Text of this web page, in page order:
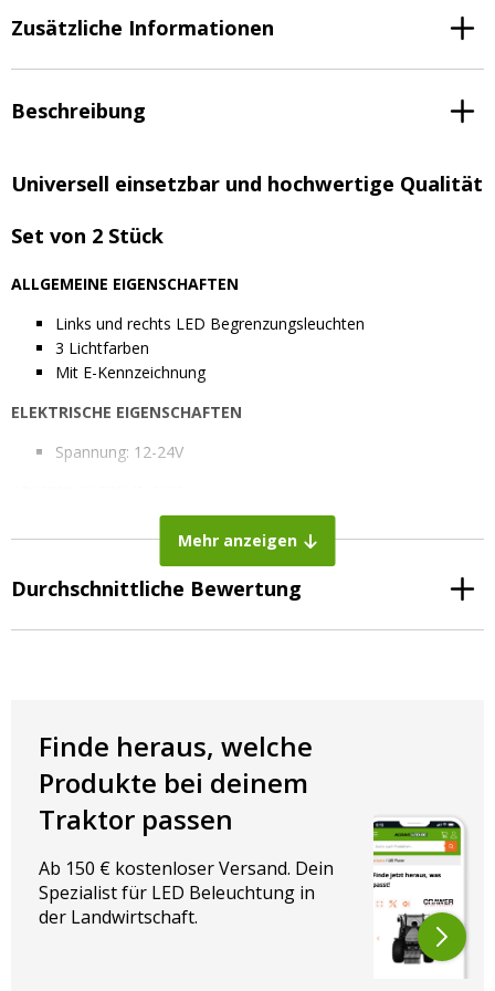
Zusätzliche Informationen
Beschreibung
Universell einsetzbar und hochwertige Qualität
Set von 2 Stück
ALLGEMEINE EIGENSCHAFTEN
Links und rechts LED Begrenzungsleuchten
3 Lichtfarben
Mit E-Kennzeichnung
ELEKTRISCHE EIGENSCHAFTEN
Spannung: 12-24V
Tiefe: 35 mm
Auf der Suche nach einen Begrenzungsleuchten LED-Set?
Dann sind Sie bei AgrarLED genau richtig ✅ Hochwertige
Produkte ✅ Zu fairen Preisen ✅ Sicher auf Rechnung
bezahlen ✅ Persönlicher Service ✅ Mehr als 500 Artikel
Mehr anzeigen
Durchschnittliche Bewertung
Finde heraus, welche
Produkte bei deinem
Traktor passen
Ab 150 € kostenloser Versand. Dein
Spezialist für LED Beleuchtung in
der Landwirtschaft.